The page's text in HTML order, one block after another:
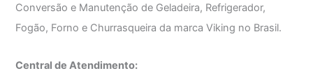
Conversão e Manutenção de Geladeira, Refrigerador,
Fogão, Forno e Churrasqueira da marca Viking no Brasil.
Central de Atendimento: